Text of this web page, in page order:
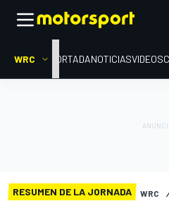
WRC PORTADANOTICIASVIDEOS
RESUMEN DE LA JORNADA WRC